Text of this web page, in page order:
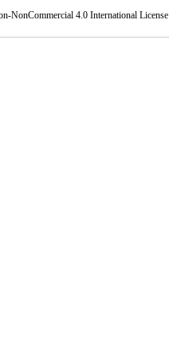
NonCommercial 4.0 International License